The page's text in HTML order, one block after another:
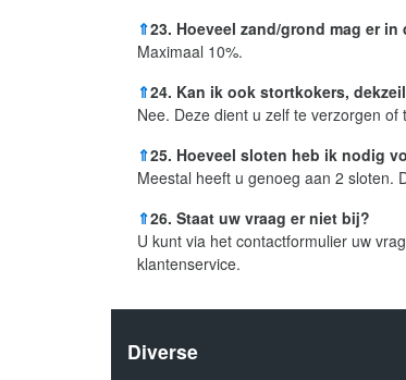
⇑23. Hoeveel zand/grond mag er
Maximaal 10%.
⇑24. Kan ik ook stortkokers,
Nee. Deze dient u zelf te verzorgen
⇑25. Hoeveel sloten heb ik nodig
Meestal heeft u genoeg aan 2 sloten.
⇑26. Staat uw vraag er niet bij?
U kunt via het contactformulier uw
klantenservice.
Diverse